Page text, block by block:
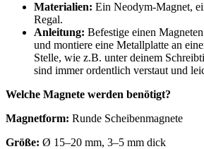
Materialien: Ein Neodym-Magnet,
Regal.
Anleitung: Befestige einen
und montiere eine Metallplatte an
Stelle, wie z.B. unter deinem
sind immer ordentlich verstaut und
Welche Magnete werden benötigt?
Magnetform: Runde Scheibenmagnete
Größe: Ø 15–20 mm, 3–5 mm dick